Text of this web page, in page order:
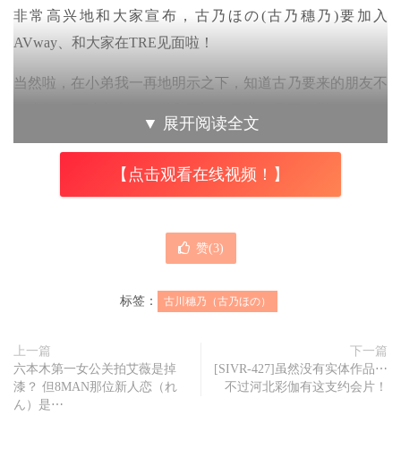
非常高兴地和大家宣布，古乃ほの(古乃穗乃)要加入
AVway、和大家在TRE见面啦！
当然啦，在小弟我一再地明示之下，知道古乃要来的朋友不
趁着这个机会，我们来替AVway再冲一波宣传，顺便请大家
看看古乃小姐的外型有多出色：
布女艺人的时间有先后，不过大家的动作都很快，今年2月
才启动的AVway很快就发现具有知名度然后又没收到Offer
真铃以及明日叶みつは(明日叶三叶)三张王牌以及あんづ杏
想到了当时还是古川ほのか(古川穗花)的她ー
一来是因为在摄影会已经有不少朋友敲碗，二来我们也觉得
▼ 展开阅读全文
【点击观看在线视频！】
赞(3)
标签： 古川穗乃（古乃ほの）
上一篇
六本木第一女公关拍艾薇是掉
漆？ 但8MAN那位新人恋（れ
ん）是⋯
下一篇
[SIVR-427]虽然没有实体作品⋯
不过河北彩伽有这支约会片！